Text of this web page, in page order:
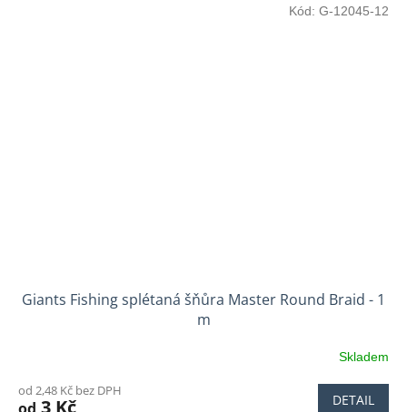
Giants Fishing splétaná šňůra Master Round Braid - 1
m
Skladem
od 2,48 Kč bez DPH
DETAIL
Kód: G-12045-12